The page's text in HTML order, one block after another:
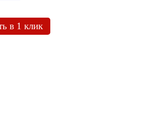
в 1 клик